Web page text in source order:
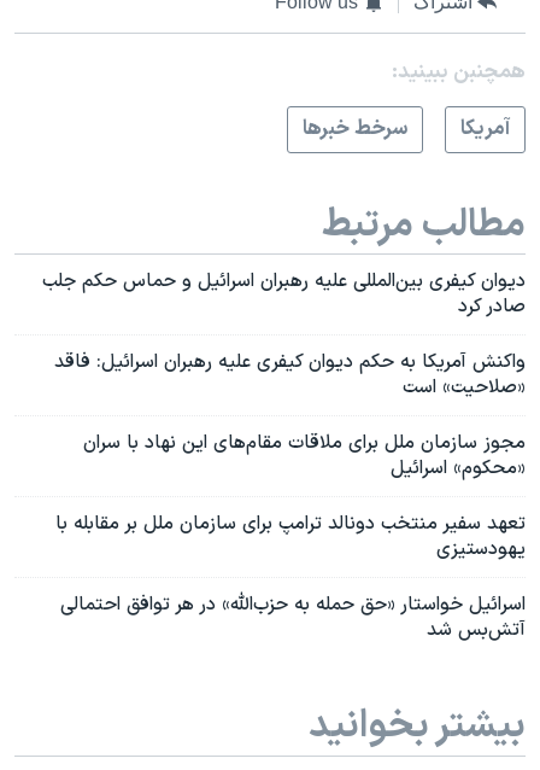
همچنبن ببینید:
آمريکا
سرخط خبرها
مطالب مرتبط
دیوان کیفری بین‌المللی علیه رهبران اسرائیل و حماس حکم جلب
صادر کرد
واکنش آمریکا به حکم دیوان کیفری علیه رهبران اسرائیل: فاقد
«صلاحیت» است
مجوز سازمان ملل برای ملاقات مقام‌های این نهاد با سران
«محکوم» اسرائیل
تعهد سفیر منتخب دونالد ترامپ برای سازمان ملل بر مقابله با
یهودستیزی
اسرائیل خواستار «حق حمله به حزب‌الله» در هر توافق احتمالی
آتش‌بس شد
بیشتر بخوانید